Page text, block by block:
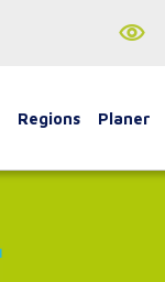
Regions Planer